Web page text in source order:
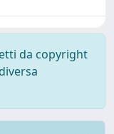
da copyright